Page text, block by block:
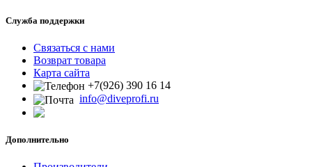
Служба поддержки
Связаться с нами
Возврат товара
Карта сайта
+7(926) 390 16 14
info@diveprofi.ru
Дополнительно